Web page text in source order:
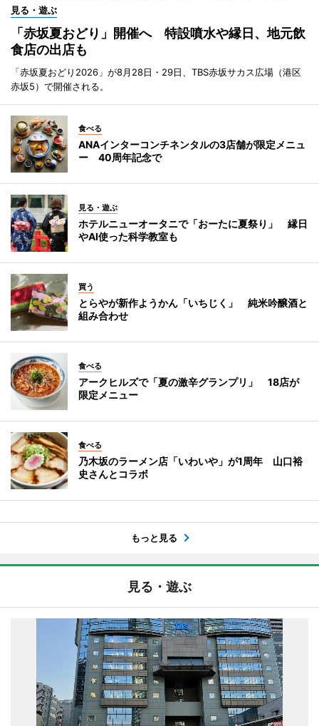
見る・遊ぶ
「赤坂夏おどり」開催へ 特設噴水や縁日、地元飲
食店の出店も
「赤坂夏おどり2026」が8月28日・29日、TBS赤坂サカス広場（港区
赤坂5）で開催される。
食べる
ANAインターコンチネンタルの3店舗が限定メニュ
ー 40周年記念で
見る・遊ぶ
ホテルニューオータニで「おーたに夏祭り」 縁日
やAI使った科学教室も
買う
とらやが新作ようかん「いちじく」 純米吟醸酒と
組み合わせ
食べる
アークヒルズで「夏の激辛グランプリ」 18店が
限定メニュー
食べる
乃木坂のラーメン店「いわいや」が1周年 山口裕
史さんとコラボ
もっと見る
見る・遊ぶ